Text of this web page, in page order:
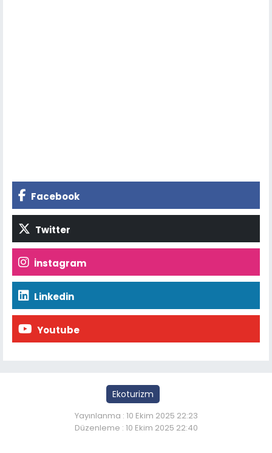
Facebook
Twitter
İnstagram
Linkedin
Youtube
Ekoturizm
Yayınlanma : 10 Ekim 2025 22:23
Düzenleme : 10 Ekim 2025 22:40